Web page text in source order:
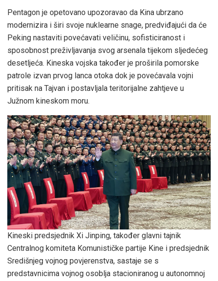
Pentagon je opetovano upozoravao da Kina ubrzano
modernizira i širi svoje nuklearne snage, predviđajući da će
Peking nastaviti povećavati veličinu, sofisticiranost i
sposobnost preživljavanja svog arsenala tijekom sljedećeg
desetljeća. Kineska vojska također je proširila pomorske
patrole izvan prvog lanca otoka dok je povećavala vojni
pritisak na Tajvan i postavljala teritorijalne zahtjeve u
Južnom kineskom moru.
Kineski predsjednik Xi Jinping, također glavni tajnik
Centralnog komiteta Komunističke partije Kine i predsjednik
Središnjeg vojnog povjerenstva, sastaje se s
predstavnicima vojnog osoblja stacioniranog u autonomnoj